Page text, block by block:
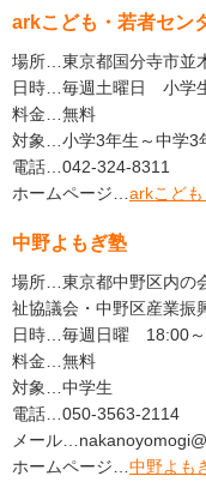
arkこども・若者セン
場所…東京都国分寺市並
日時…毎週土曜日 小学
料金…無料
対象…小学3年生～中学3
電話…042-324-8311
ホームページ… arkこど
中野よもぎ塾
場所…東京都中野区内の
祉協議会・中野区産業振
日時…毎週日曜 18:00
料金…無料
対象…中学生
電話…050-3563-2114
メール
ホームページ… 中野よも